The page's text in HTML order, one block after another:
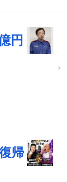
円
帰